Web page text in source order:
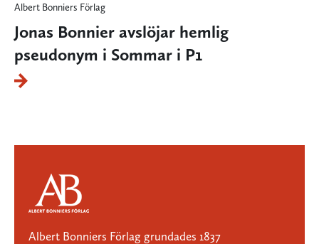
Albert Bonniers Förlag
Jonas Bonnier avslöjar hemlig
pseudonym i Sommar i P1
Albert Bonniers Förlag grundades 1837